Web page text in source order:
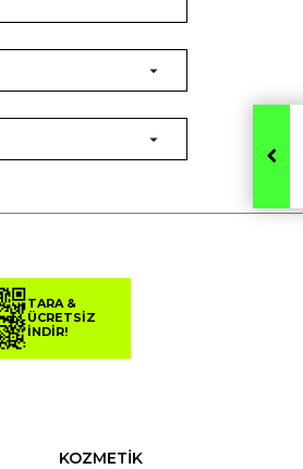
TARA &
ÜCRETSİZ
İNDİR!
KOZMETİK